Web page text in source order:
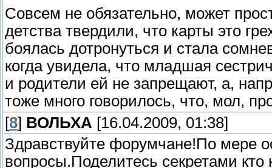
Совсем не обязательно, может
детства твердили, что карты это
боялась дотронуться и стала
когда увидела, что младшая
и родители ей не запрещают, а,
тоже много говорилось, что, мол,
[8] ВОЛЬХА [16.04.2009, 01:38]
Здравствуйте форумчане!По мере
вопросы.Поделитесь секретами